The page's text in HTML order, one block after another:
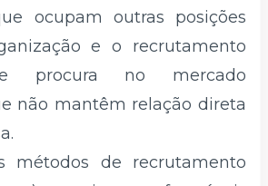
ocupam outras posições
e o recrutamento
procura no mercado
não mantêm relação direta
métodos de recrutamento